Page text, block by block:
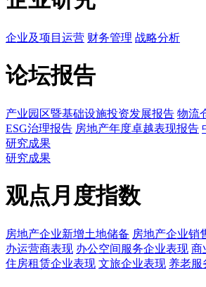
企业及项目运营 财务管理 战略分析
论坛报告
产业园区暨基础设施投资发展报告 物流
ESG治理报告 房地产年度卓越表现报告
研究成果
研究成果
观点月度指数
房地产企业新增土地储备 房地产企业销
办运营商表现 办公空间服务企业表现 商
住房租赁企业表现 文旅企业表现 养老服